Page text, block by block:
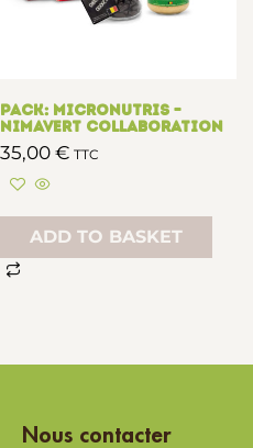
Pack: Micronutris –
Nimavert collaboration
35,00€ TTC
ADD TO BASKET
Nous contacter